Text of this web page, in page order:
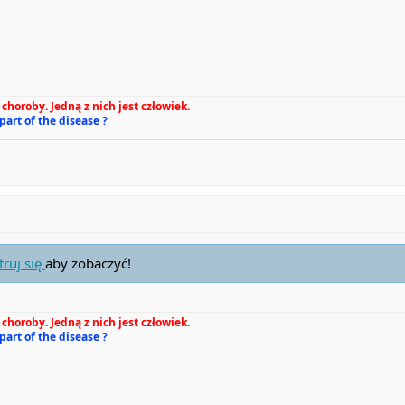
Jedną z nich jest człowiek.
of the disease ?
sięaby zobaczyć!
Jedną z nich jest człowiek.
of the disease ?